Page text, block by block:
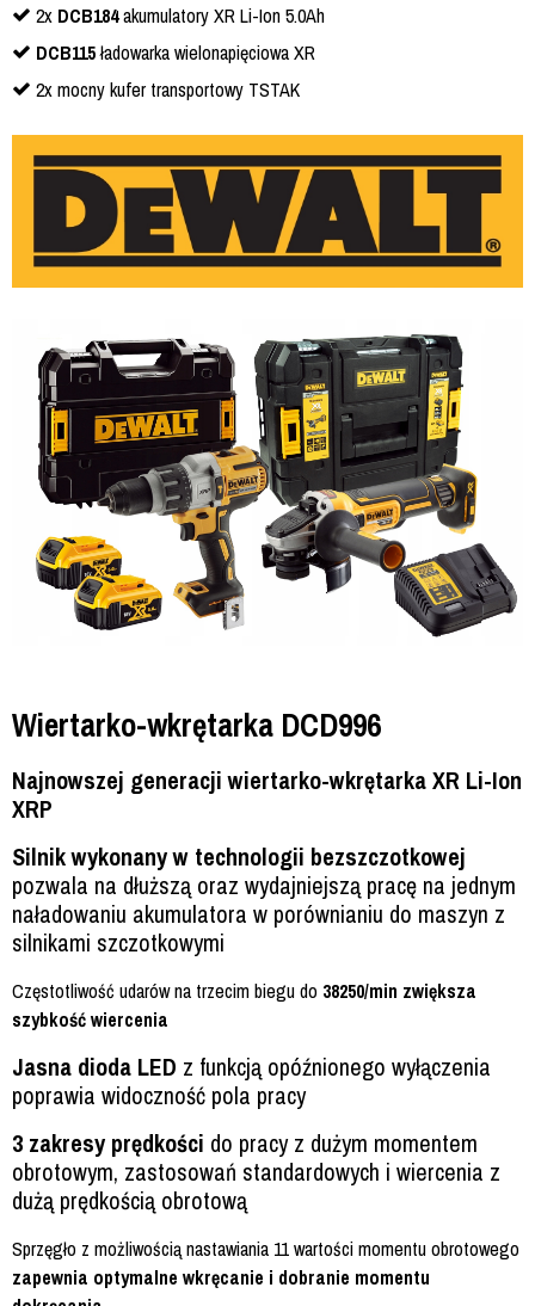
2x DCB184akumulatory XR Li-Ion 5.0Ah
DCB115ładowarka wielonapięciowa XR
2x mocny kufer transportowy TSTAK
Wiertarko-wkrętarka DCD996
Najnowszej generacji wiertarko-wkrętarka XR Li-Ion
XRP
Silnik wykonany w technologii bezszczotkowej
pozwala na dłuższą oraz wydajniejszą pracę na jednym
naładowaniu akumulatora w porównianiu do maszyn z
silnikami szczotkowymi
Częstotliwość udarów na trzecim biegu do 38250/min zwiększa
szybkość wiercenia
Jasna dioda LED z funkcją opóźnionego wyłączenia
poprawia widoczność pola pracy
3 zakresy prędkości do pracy z dużym momentem
obrotowym, zastosowań standardowych i wiercenia z
dużą prędkością obrotową
Sprzęgło z możliwością nastawiania 11 wartości momentu obrotowego
zapewnia optymalne wkręcanie i dobranie momentu